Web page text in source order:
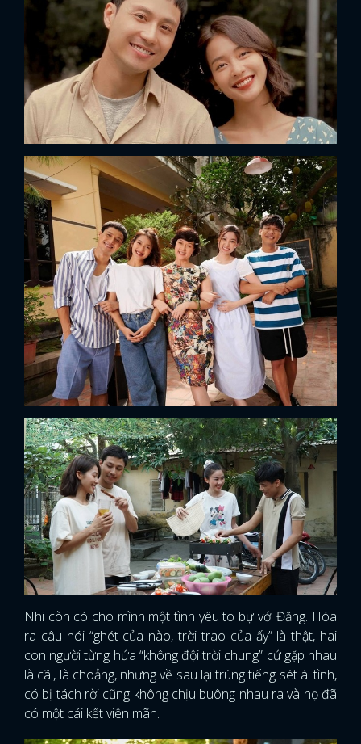
Nhi còn có cho mình một tình yêu to bự với Đăng. Hóa
ra câu nói “ghét của nào, trời trao của ấy” là thật, hai
con người từng hứa “không đội trời chung” cứ gặp nhau
là cãi, là choảng, nhưng về sau lại trúng tiếng sét ái tình,
có bị tách rời cũng không chịu buông nhau ra và họ đã
có một cái kết viên mãn.